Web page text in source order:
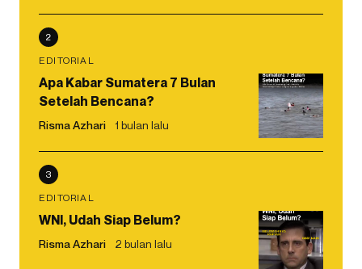
2
EDITORIAL
Apa Kabar Sumatera 7 Bulan
Setelah Bencana?
Risma Azhari 1 bulan lalu
3
EDITORIAL
WNI, Udah Siap Belum?
Risma Azhari 2 bulan lalu